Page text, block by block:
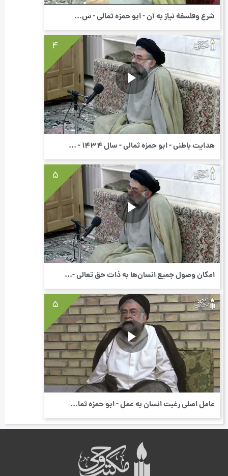
شرع وفلسفۀ نیاز به آن - ابو حمزه ثمالی - س...
4
هدایت باطنی - ابو حمزه ثمالی - سال 1434 - ...
5
امکان وصول جمیع انسان‌ها به ذات حق تعالی -...
5
عامل اصلی رغبت انسان به عمل - ابو حمزه ثما...